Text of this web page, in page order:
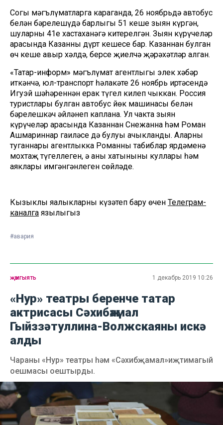
Соңгы мәгълүматларга караганда, 26 ноябрьдә автобус
белән бәрелешүдә барлыгы 51 кеше зыян күргән,
шуларның 41е хастаханәгә китерелгән. Зыян күрүчеләр
арасында Казанның дүрт кешесе бар. Казаннан булган
өч кеше авыр хәлдә, берсе җиңелчә җәрәхәтләр алган.
«Татар-информ» мәгълүмат агентлыгы элек хәбәр
иткәнчә, юл-транспорт һәлакәте 26 ноябрь иртәсендә
Игуэй шәһәреннән ерак түгел килеп чыккан. Россия
туристлары булган автобус йөк машинасы белән
бәрелешкәч әйләнеп каплана. Ул чакта зыян
күрүчеләр арасында Казаннан Снежанна һәм Роман
Ашмариннар гаиләсе дә булуы ачыкланды. Аларның
туганнары агентлыкка Романның табиблар ярдәменә
мохтаҗ түгеллеген, ә аның хатынының куллары һәм
аяклары имгәнгәнлеген сөйләде.
Кызыклы яңалыкларны күзәтеп бару өчен Телеграм-
каналга язылыгыз
#авария
җәмгыять 1 декабрь 2019 10:26
«Нур» театры беренче татар
актрисасы Сәхибҗамал
Гыйззәтуллина-Волжскаяны искә
алды
Чараны «Нур» театры һәм «Сәхибҗамал»иҗтимагый
оешмасы оештырды.